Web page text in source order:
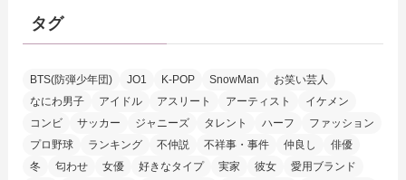
タグ
BTS(防弾少年団) JO1 K-POP SnowMan
お笑い芸人
なにわ男子
アイドル アスリート アーティスト
イケメン
コンビ
サッカー ジャニーズ タレント ハーフ
ファッション
プロ野球
ランキング 不仲説 不祥事・事件 仲良し
俳優
冬
匂わせ 女優 好きなタイプ 実家 彼女
愛用ブランド